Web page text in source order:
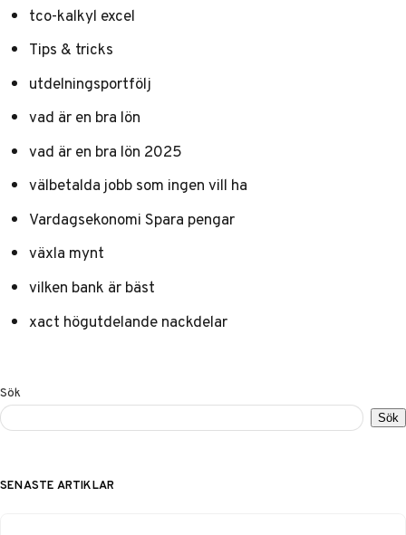
tco-kalkyl excel
Tips & tricks
utdelningsportfölj
vad är en bra lön
vad är en bra lön 2025
välbetalda jobb som ingen vill ha
Vardagsekonomi Spara pengar
växla mynt
vilken bank är bäst
xact högutdelande nackdelar
Sök
Sök
SENASTE ARTIKLAR